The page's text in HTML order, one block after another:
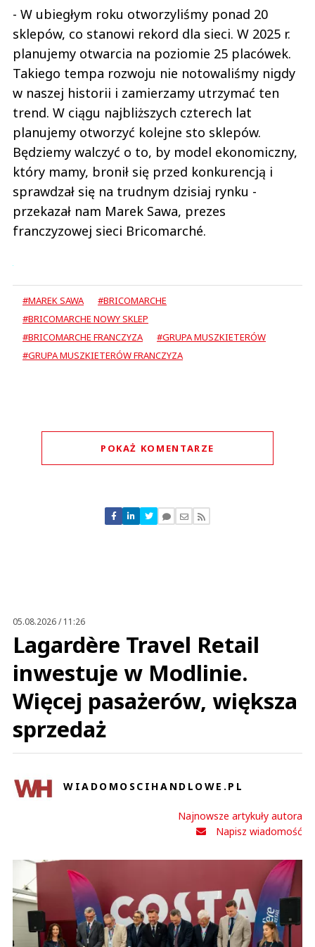
- W ubiegłym roku otworzyliśmy ponad 20
sklepów, co stanowi rekord dla sieci. W 2025 r.
planujemy otwarcia na poziomie 25 placówek.
Takiego tempa rozwoju nie notowaliśmy nigdy
w naszej historii i zamierzamy utrzymać ten
trend. W ciągu najbliższych czterech lat
planujemy otworzyć kolejne sto sklepów.
Będziemy walczyć o to, by model ekonomiczny,
który mamy, bronił się przed konkurencją i
sprawdzał się na trudnym dzisiaj rynku -
przekazał nam Marek Sawa, prezes
franczyzowej sieci Bricomarché.
#MAREK SAWA
#BRICOMARCHE
#BRICOMARCHE NOWY SKLEP
#BRICOMARCHE FRANCZYZA
#GRUPA MUSZKIETERÓW
#GRUPA MUSZKIETERÓW FRANCZYZA
POKAŻ KOMENTARZE
Nie znaleziono komentarzy
Zostaw swoje komentarze
05.08.2026 / 11:26
Lagardère Travel Retail
inwestuje w Modlinie.
Więcej pasażerów, większa
sprzedaż
WIADOMOSCIHANDLOWE.PL
Najnowsze artykuły autora
Napisz wiadomość